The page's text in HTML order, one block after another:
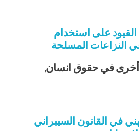
القيود على استخدام
النزاعات المسلحة
أخرى في حقوق انسان,
في القانون السيبراني